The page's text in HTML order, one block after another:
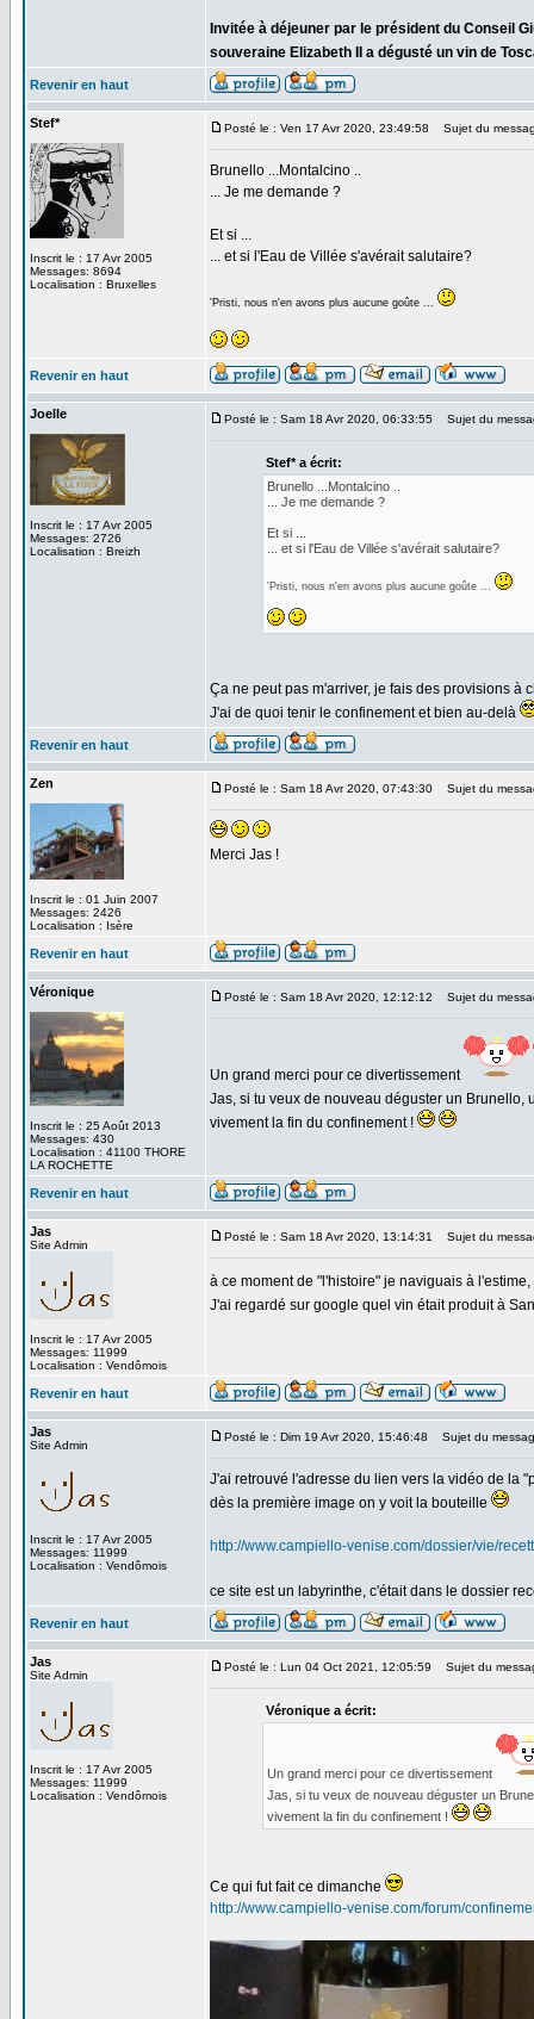
Invitée à déjeuner par le président du Conseil
souveraine Elizabeth II a dégusté un vin de
Revenir en haut
Stef*
Inscrit le : 17 Avr 2005
Messages: 8694
Localisation : Bruxelles
Posté le : Ven 17 Avr 2020, 23:49:58 Sujet du
Brunello ...Montalcino ..
... Je me demande ?
Et si ...
... et si l'Eau de Villée s'avérait salutaire?
'Pristi, nous n'en avons plus aucune goûte ...
Revenir en haut
Joelle
Inscrit le : 17 Avr 2005
Messages: 2726
Localisation : Breizh
Posté le : Sam 18 Avr 2020, 06:33:55 Sujet du
Stef* a écrit:
Brunello ...Montalcino ..
... Je me demande ?
Et si ...
... et si l'Eau de Villée s'avérait salutaire?
'Pristi, nous n'en avons plus aucune goûte ...
Ça ne peut pas m'arriver, je fais des provisions à
J'ai de quoi tenir le confinement et bien au-delà
Revenir en haut
Zen
Inscrit le : 01 Juin 2007
Messages: 2426
Localisation : Isère
Posté le : Sam 18 Avr 2020, 07:43:30 Sujet du
Merci Jas !
Revenir en haut
Véronique
Inscrit le : 25 Août 2013
Messages: 430
Localisation : 41100 THORE
LA ROCHETTE
Posté le : Sam 18 Avr 2020, 12:12:12 Sujet du
Un grand merci pour ce divertissement
Jas, si tu veux de nouveau déguster un Brunello,
vivement la fin du confinement !
Revenir en haut
Jas
Site Admin
Inscrit le : 17 Avr 2005
Messages: 11999
Localisation : Vendômois
Posté le : Sam 18 Avr 2020, 13:14:31 Sujet du
à ce moment de "l'histoire" je naviguais à
J'ai regardé sur google quel vin était produit à
Revenir en haut
Jas
Site Admin
Inscrit le : 17 Avr 2005
Messages: 11999
Localisation : Vendômois
Posté le : Dim 19 Avr 2020, 15:46:48 Sujet du
J'ai retrouvé l'adresse du lien vers la vidéo de la
dès la première image on y voit la bouteille
http://www.campiello-venise.com/dossier/vie/
ce site est un labyrinthe, c'était dans le dossier
Revenir en haut
Jas
Site Admin
Inscrit le : 17 Avr 2005
Messages: 11999
Localisation : Vendômois
Posté le : Lun 04 Oct 2021, 12:05:59 Sujet du
Véronique a écrit:
Un grand merci pour ce divertissement
Jas, si tu veux de nouveau déguster un
vivement la fin du confinement !
Ce qui fut fait ce dimanche
http://www.campiello-venise.com/forum/